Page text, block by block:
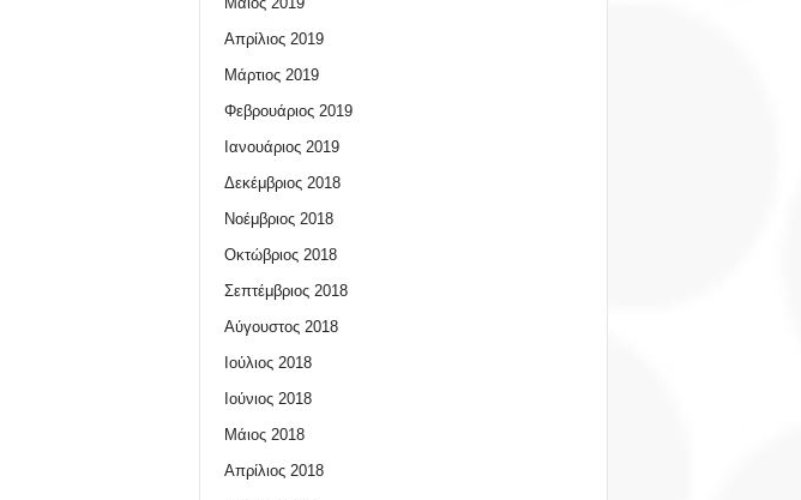
Απρίλιος 2019
Μάρτιος 2019
Φεβρουάριος 2019
Ιανουάριος 2019
Δεκέμβριος 2018
Νοέμβριος 2018
Οκτώβριος 2018
Σεπτέμβριος 2018
Αύγουστος 2018
Ιούλιος 2018
Ιούνιος 2018
Μάιος 2018
Απρίλιος 2018